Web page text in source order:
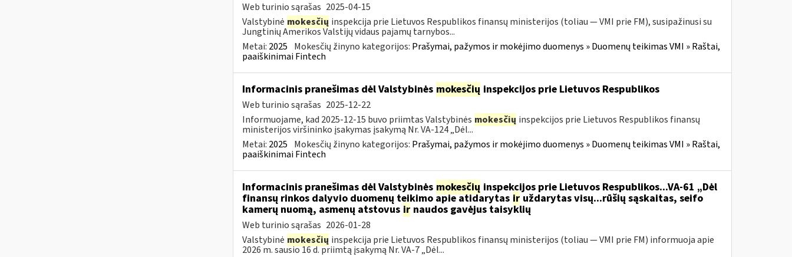
Web turinio sąrašas 2025-04-15
Valstybinė mokesčių inspekcija prie Lietuvos Respublikos finansų ministerijos (toliau — VMI prie FM), susipažinusi su
Jungtinių Amerikos Valstijų vidaus pajamų tarnybos...
Metai: 2025 Mokesčių žinyno kategorijos: Prašymai, pažymos ir mokėjimo duomenys » Duomenų teikimas VMI » Raštai,
paaiškinimai Fintech
Informacinis pranešimas dėl Valstybinės mokesčių inspekcijos prie Lietuvos Respublikos
Web turinio sąrašas 2025-12-22
Informuojame, kad 2025-12-15 buvo priimtas Valstybinės mokesčių inspekcijos prie Lietuvos Respublikos finansų
ministerijos viršininko įsakymas įsakymą Nr. VA-124 „Dėl...
Metai: 2025 Mokesčių žinyno kategorijos: Prašymai, pažymos ir mokėjimo duomenys » Duomenų teikimas VMI » Raštai,
paaiškinimai Fintech
Informacinis pranešimas dėl Valstybinės mokesčių inspekcijos prie Lietuvos Respublikos...VA-61 „Dėl
finansų rinkos dalyvio duomenų teikimo apie atidarytas iruždarytas visų...rūšių sąskaitas, seifo
kamerų nuomą, asmenų atstovus irnaudos gavėjus taisyklių
Web turinio sąrašas 2026-01-28
Valstybinė mokesčių inspekcija prie Lietuvos Respublikos finansų ministerijos (toliau — VMI prie FM) informuoja apie
2026 m. sausio 16 d. priimtą įsakymą Nr. VA-7 „Dėl...